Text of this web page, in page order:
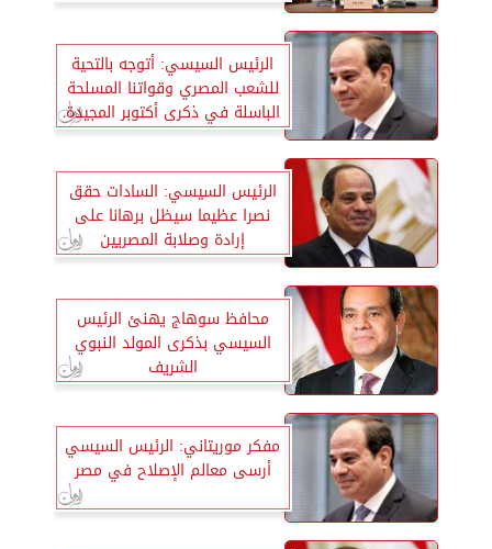
الرئيس السيسي: أتوجه بالتحية
للشعب المصري وقواتنا المسلحة
الباسلة في ذكرى أكتوبر المجيدة
الرئيس السيسي: السادات حقق
نصرا عظيما سيظل برهانا على
إرادة وصلابة المصريين
محافظ سوهاج يهنئ الرئيس
السيسي بذكرى المولد النبوي
الشريف
مفكر موريتاني: الرئيس السيسي
أرسى معالم الإصلاح في مصر